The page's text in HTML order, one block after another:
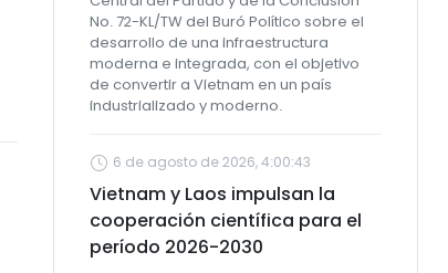
No. 72-KL/TW del Buró Político sobre el
desarrollo de una infraestructura
moderna e integrada, con el objetivo
de convertir a Vietnam en un país
industrializado y moderno.
6 de agosto de 2026, 4:00:43
Vietnam y Laos impulsan la
cooperación científica para el
período 2026-2030